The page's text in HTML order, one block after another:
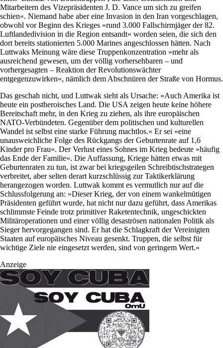
Mitarbeitern des Vizepräsidenten J. D. Vance um sich zu greifen
schien«. Niemand habe aber eine Invasion in den Iran vorgeschlagen,
obwohl vor Beginn des Krieges »rund 3.000 Fallschirmjäger der 82.
Luftlandedivision in die Region entsandt« worden seien, die sich den
dort bereits stationierten 5.000 Marines angeschlossen hätten. Nach
Luttwaks Meinung wäre diese Truppenkonzentration »mehr als
ausreichend gewesen, um der völlig vorhersehbaren – und
vorhergesagten – Reaktion der Revolutionswächter
entgegenzuwirken«, nämlich dem Abschnüren der Straße von Hormus.
Das geschah nicht, und Luttwak sieht als Ursache: »Auch Amerika ist
heute ein postheroisches Land. Die USA zeigen heute keine höhere
Bereitschaft mehr, in den Krieg zu ziehen, als ihre europäischen
NATO-Verbündeten. Gegenüber dem politischen und kulturellen
Wandel ist selbst eine starke Führung machtlos.« Er sei »eine
unausweichliche Folge des Rückgangs der Geburtenrate auf 1,6
Kinder pro Frau«. Der Verlust eines Sohnes im Krieg bedeute »häufig
das Ende der Familie«. Die Auffassung, Kriege hätten etwas mit
Geburtenraten zu tun, ist zwar bei kriegsgeilen Schreibtischstrategen
verbreitet, aber selten derart kurzschlüssig zur Taktikerklärung
herangezogen worden. Luttwak kommt es vermutlich nur auf die
Schlussfolgerung an: »Dieser Krieg, der von einem wankelmütigen
Präsidenten geführt wurde, hat nicht nur dazu geführt, dass Amerikas
schlimmste Feinde trotz primitiver Raketentechnik, ungeschickten
Militäroperationen und einer völlig desaströsen nationalen Politik als
Sieger hervorgegangen sind. Er hat die Schlagkraft der Vereinigten
Staaten auf europäisches Niveau gesenkt. Truppen, die selbst für
wichtige Ziele nie eingesetzt werden, sind von geringem Wert.«
Anzeige